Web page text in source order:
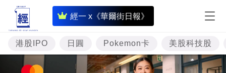
經一 x《華爾街日報》
即
時
財
經
港股IPO 日圓 Pokemon卡 美股科技股